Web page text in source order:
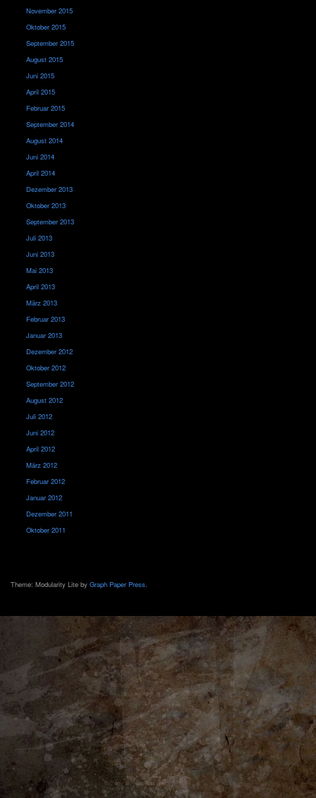
November 2015
Oktober 2015
September 2015
August 2015
Juni 2015
April 2015
Februar 2015
September 2014
August 2014
Juni 2014
April 2014
Dezember 2013
Oktober 2013
September 2013
Juli 2013
Juni 2013
Mai 2013
April 2013
März 2013
Februar 2013
Januar 2013
Dezember 2012
Oktober 2012
September 2012
August 2012
Juli 2012
Juni 2012
April 2012
März 2012
Februar 2012
Januar 2012
Dezember 2011
Oktober 2011
Theme: Modularity Lite by Graph Paper Press.